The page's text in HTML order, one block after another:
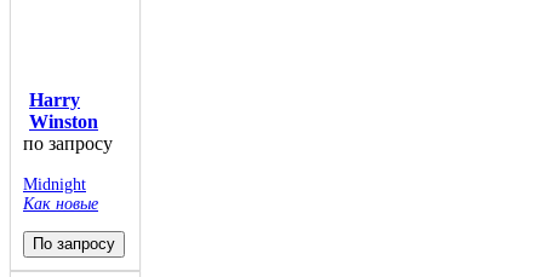
Harry
Winston
по запросу
Midnight
Как новые
По запросу